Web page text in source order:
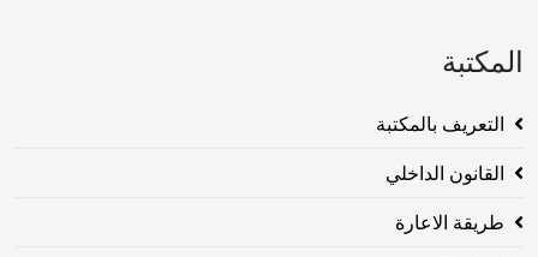
المكتبة
التعريف بالمكتبة
القانون الداخلي
طريقة الاعارة